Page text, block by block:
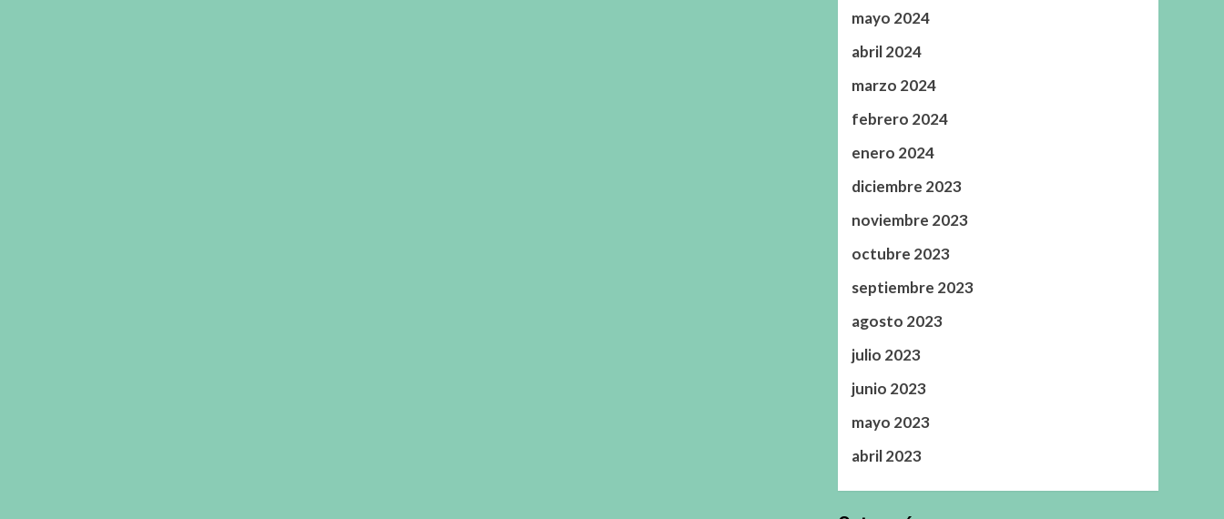
mayo 2024
abril 2024
marzo 2024
febrero 2024
enero 2024
diciembre 2023
noviembre 2023
octubre 2023
septiembre 2023
agosto 2023
julio 2023
junio 2023
mayo 2023
abril 2023